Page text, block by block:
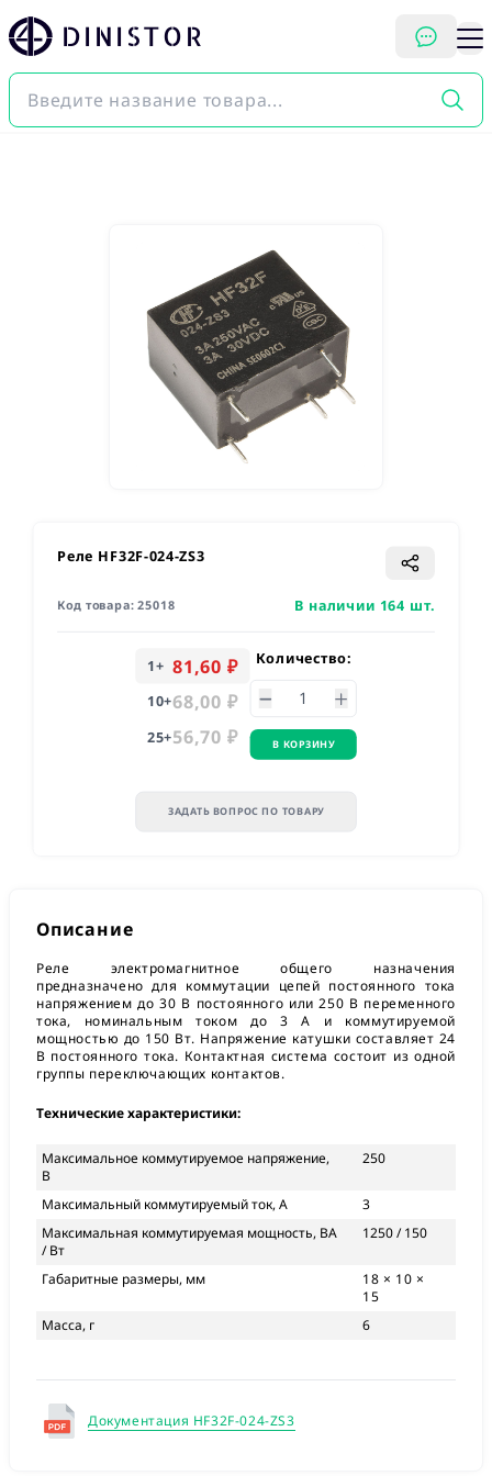
DINISTOR
Реле HF32F-024-ZS3
Код товара:25018 В наличии 164 шт.
1+ 81,60 ₽
10+68,00 ₽
25+56,70 ₽
Количество:
В КОРЗИНУ
ЗАДАТЬ ВОПРОС ПО ТОВАРУ
Описание
Реле электромагнитное общего назначения
предназначено для коммутации цепей постоянного тока
напряжением до 30 В постоянного или 250 В переменного
тока, номинальным током до 3 А и коммутируемой
мощностью до 150 Вт. Напряжение катушки составляет 24
В постоянного тока. Контактная система состоит из одной
группы переключающих контактов.
Технические характеристики:
Максимальное коммутируемое напряжение,
В
250
Максимальный коммутируемый ток, А
3
Максимальная коммутируемая мощность, ВА
/ Вт
1250 / 150
Габаритные размеры, мм
18 × 10 ×
15
Масса, г
6
Документация HF32F-024-ZS3